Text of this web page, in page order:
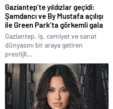
Gaziantep’te yıldızlar geçidi:
Şamdancı ve By Mustafa açılışı
ile Green Park’ta görkemli gala
Gaziantep, iş, cemiyet ve sanat
dünyasını bir araya getiren
prestijli...